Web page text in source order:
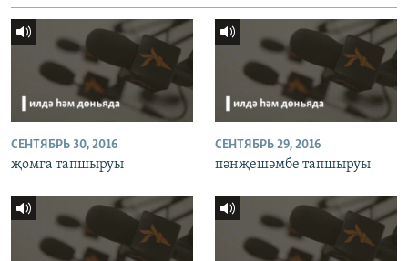
СЕНТЯБРЬ 30, 2016
җомга тапшыруы
СЕНТЯБРЬ 29, 2016
пәнҗешәмбе тапшыруы